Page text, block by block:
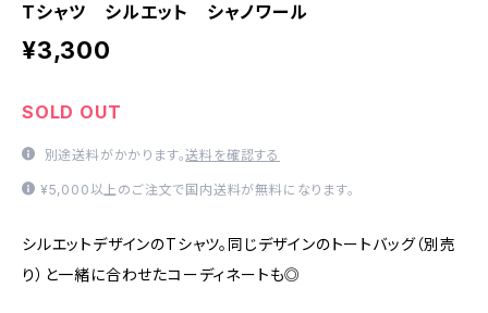
Tシャツ シルエット シャノワール
¥3,300
SOLD OUT
別途送料がかかります。送料を確認する
¥5,000以上のご注文で国内送料が無料になります。
シルエットデザインのTシャツ。同じデザインのトートバッグ（別売
り）と一緒に合わせたコーディネートも◎